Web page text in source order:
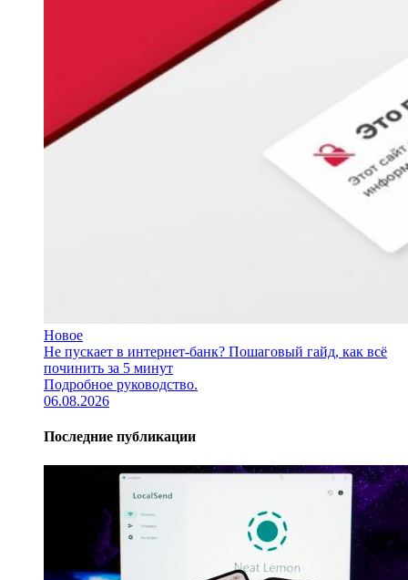
Новое
Не пускает в интернет-банк? Пошаговый гайд, как всё
починить за 5 минут
Подробное руководство.
06.08.2026
Последние публикации